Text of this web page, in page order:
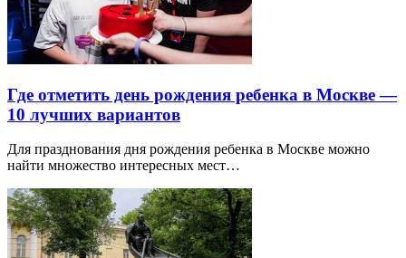
Где отметить день рождения ребенка в Москве —
10 лучших вариантов
Для празднования дня рождения ребенка в Москве можно
найти множество интересных мест…